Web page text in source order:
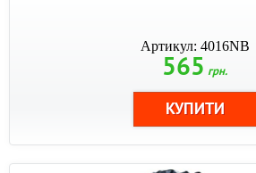
Артикул: 4016NB
565 грн.